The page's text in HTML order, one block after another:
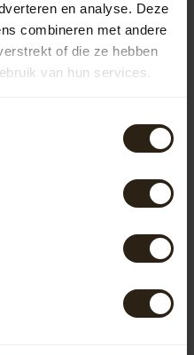
en analyse. Deze
combineren met andere
of die ze hebben
van hun services.